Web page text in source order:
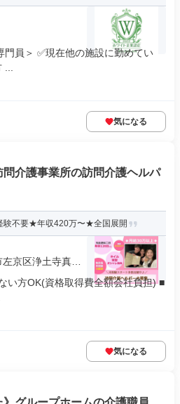
員＞ ✅現在他の施設に勤めてい
気になる
介護事業所の訪問介護ヘルパ
験不要★年収420万〜★全国展開
京区浄土寺真如
い方OK(資格取得費全額会社負担) ■
気になる